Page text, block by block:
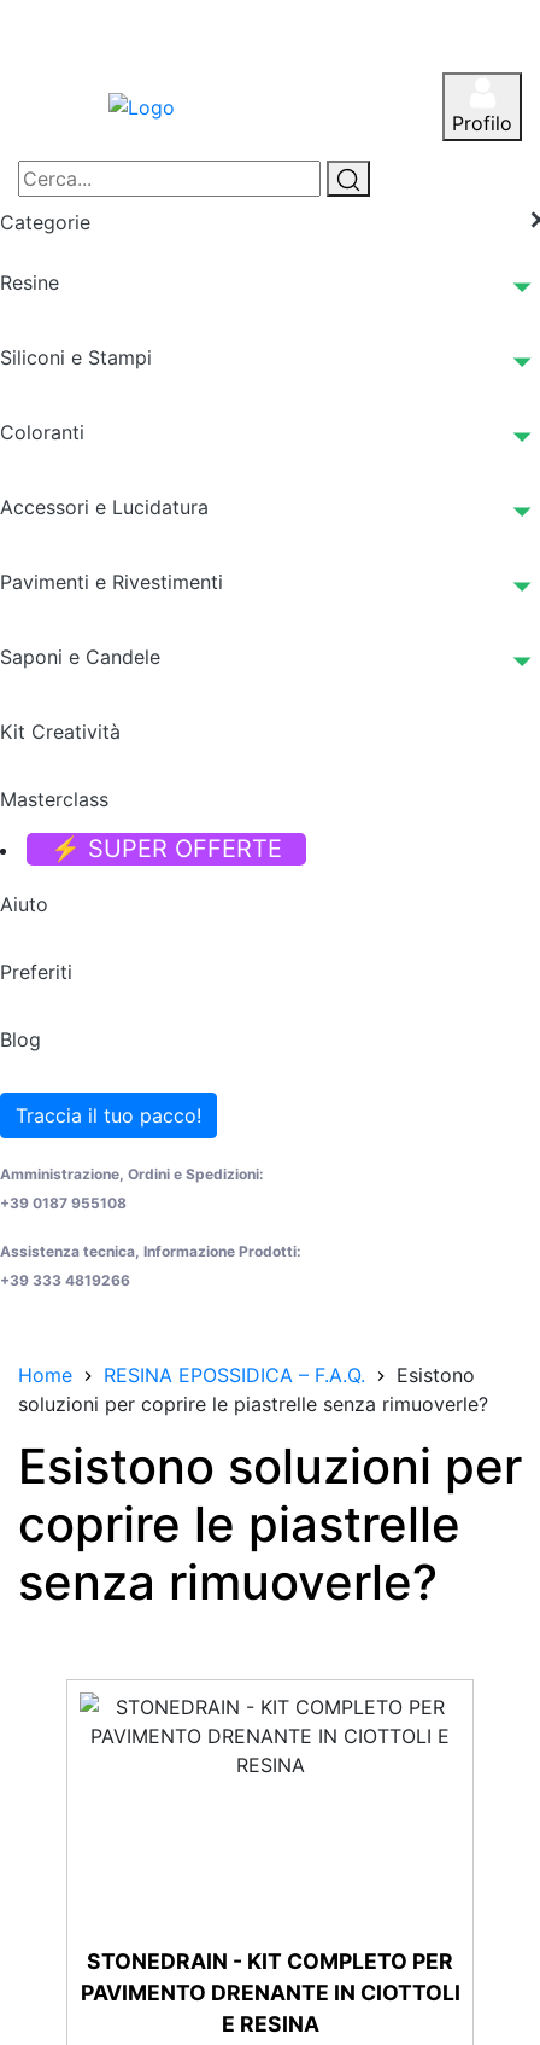
Profilo
Categorie
Resine
Siliconi e Stampi
Coloranti
Accessori e Lucidatura
Pavimenti e Rivestimenti
Saponi e Candele
Kit Creatività
Masterclass
⚡ SUPER OFFERTE
Aiuto
Preferiti
Blog
Traccia il tuo pacco!
Amministrazione, Ordini e Spedizioni:
+39 0187 955108
Assistenza tecnica, Informazione Prodotti:
+39 333 4819266
Home RESINA EPOSSIDICA – F.A.Q.
Esistono
soluzioni per coprire le piastrelle senza rimuoverle?
Esistono soluzioni per
coprire le piastrelle
senza rimuoverle?
STONEDRAIN - KIT COMPLETO PER
PAVIMENTO DRENANTE IN CIOTTOLI
E RESINA